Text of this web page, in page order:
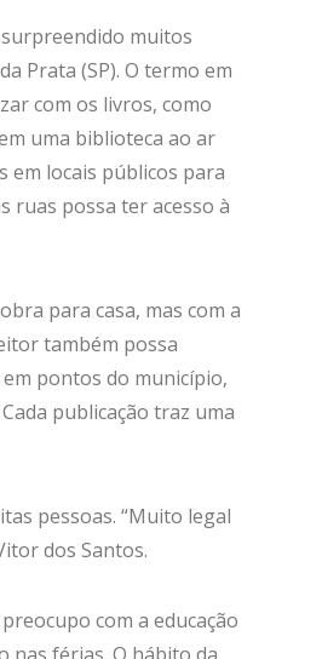
muitos
Prata (SP). O termo em
com os livros, como
uma biblioteca ao ar
em locais públicos para
ruas possa ter acesso à
para casa, mas com a
também possa
pontos do município,
publicação traz uma
pessoas. “Muito legal
dos Santos.
com a educação